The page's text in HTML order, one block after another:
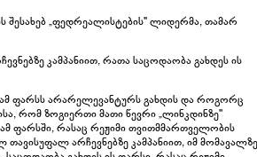
შესახებ „ფედრეალისტების" ლიდერმა, თამარ
კამპანიით, რათა საცოდაობა გახდეს ის
ამ ფარსს არარელევანტურს გახდის და როგორც
რომ ზოგიერთი მათი წევრი „ლინკდინზე"
ფარსში, რასაც რეჟიმი თვითმმართველობის
თავისუფალ არჩევნებზე კამპანიით, იმ